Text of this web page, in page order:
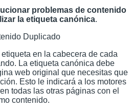
problemas de contenido
la etiqueta canónica.
en la cabecera de cada
La etiqueta canónica debe
web original que necesitas que
Esto le indicará a los motores
todas las otras páginas con el
contenido.